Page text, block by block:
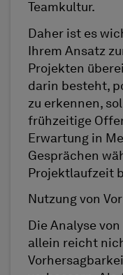
Teamkultur.
Daher ist es
Ihrem Ansatz
Projekten
darin besteht,
zu erkennen,
frühzeitige
Erwartung in
Gesprächen
Projektlaufzeit
Nutzung von
Die Analyse
allein reicht